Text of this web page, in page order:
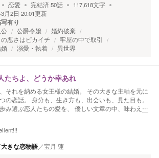
恋愛 完結済50話 117,618文字
月2日 20:01更新
有り
公爵令嬢
婚約破棄
悪さはピカイチ
牢屋の中で取引
溺愛・執着 異世界
たちよ、どうか幸あれ
それを納める女王様の結婚。 その大きな主軸を元に
の恋話。 身分も、生き方も、出会いも、見た目も。
み選ぶ恋人たちの愛を、 優しい文章の中、味わえ …
きな恋物語／宝月 蓮